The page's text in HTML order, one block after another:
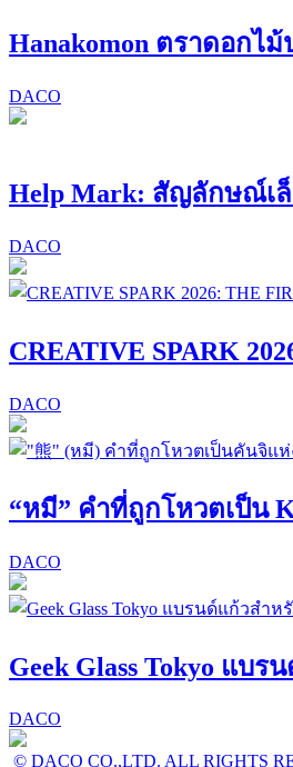
Hanakomon ตราดอกไ
DACO
Help Mark: สัญลักษณ์เ
DACO
CREATIVE SPARK
DACO
“หมี” คำที่ถูกโหวตเป็น
DACO
Geek Glass Tokyo แบ
DACO
© DACO CO.,LTD. ALL RIGHTS